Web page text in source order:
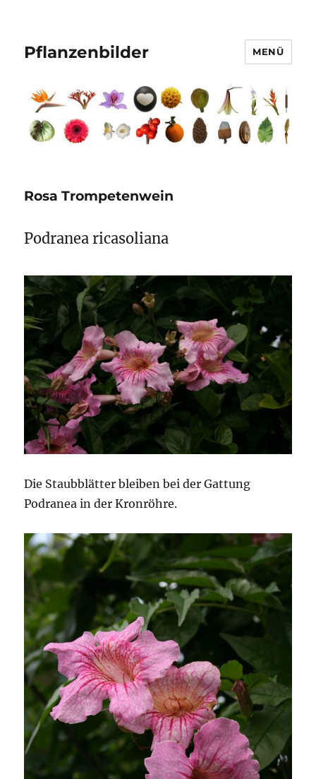
Pflanzenbilder MENÜ
Rosa Trompetenwein
Podranea ricasoliana
Die Staubblätter bleiben bei der Gattung
Podranea in der Kronröhre.